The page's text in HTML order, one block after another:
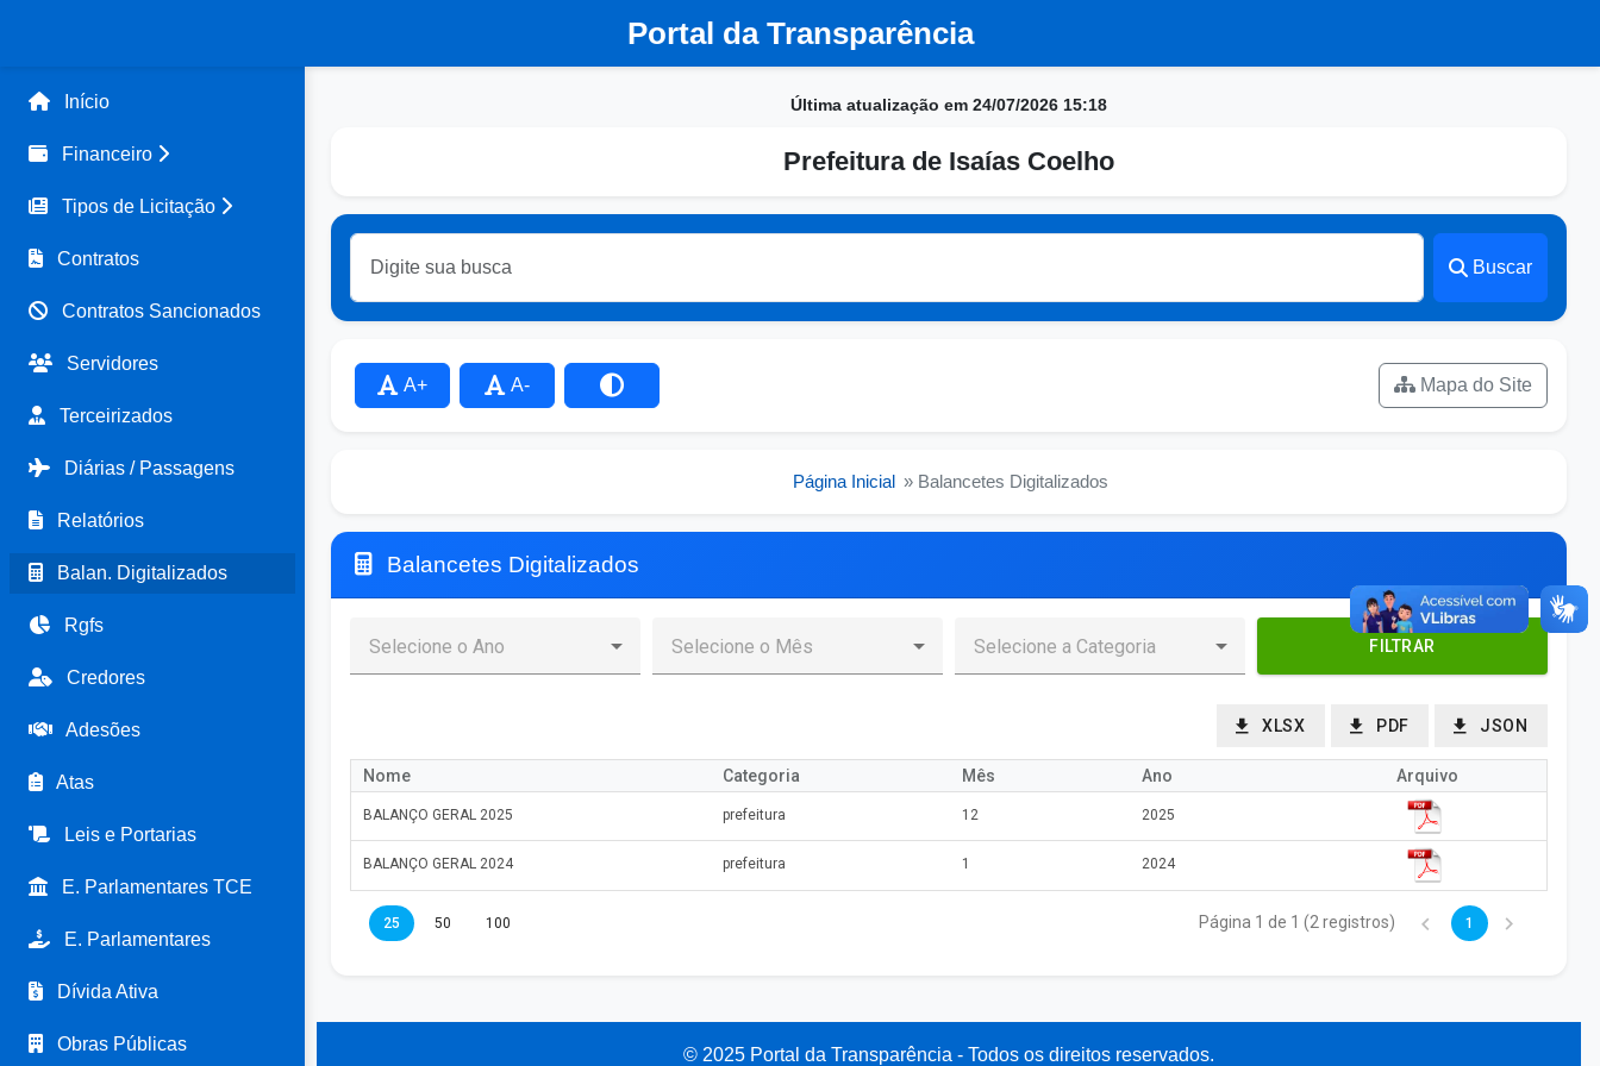
Portal da Transparência
Início
Financeiro
Tipos de Licitação
Contratos
Contratos Sancionados
Servidores
Terceirizados
Diárias / Passagens
Relatórios
Balan. Digitalizados
Rgfs
Credores
Adesões
Atas
Leis e Portarias
E. Parlamentares TCE
E. Parlamentares
Dívida Ativa
Obras Públicas
Última atualização em 24/07/2026 15:18
Prefeitura de Isaías Coelho
Buscar
A+ A- Mapa do Site
Página Inicial » Balancetes Digitalizados
Balancetes Digitalizados
FILTRAR
XLSX PDF JSON
Nome Categoria Mês Ano Arquivo
BALANÇO GERAL 2025 prefeitura 12 2025
BALANÇO GERAL 2024 prefeitura 1 2024
25 50 100 Página 1 de 1 (2 registros) 1
© 2025 Portal da Transparência - Todos os direitos reservados.